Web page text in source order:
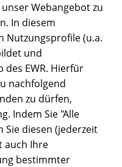
Webangebot zu
In diesem
Nutzungsprofile (u.a.
und
EWR. Hierfür
nachfolgend
zu dürfen,
Indem Sie "Alle
Sie diesen (jederzeit
auch Ihre
bestimmter